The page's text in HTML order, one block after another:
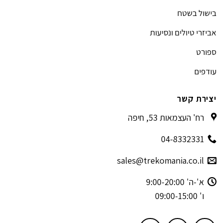
בישול בשטח
אביזרי טיולים ונסיעות
ספורט
עודפים
יצירת קשר
רח' העצמאות 53, חיפה
04-8332331
sales@trekomania.co.il
א'-ה' 9:00-20:00
ו' 09:00-15:00